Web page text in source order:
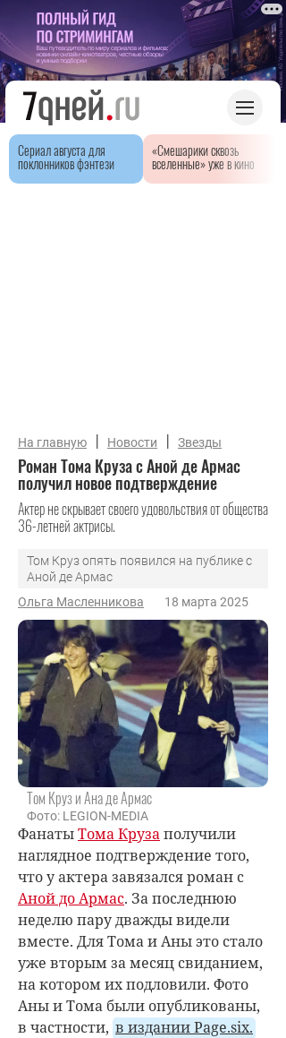
Сериал августа для
поклонников фэнтези
«Смешарики сквозь
вселенные» уже в кино
На главную | Новости | Звезды
Роман Тома Круза с Аной де Армас
получил новое подтверждение
Актер не скрывает своего удовольствия от общества
36-летней актрисы.
Том Круз опять появился на публике с
Аной де Армас
Ольга Масленникова
18 марта 2025
Том Круз и Ана де Армас
Фото: LEGION-MEDIA
ФанатыТома Крузаполучили
наглядное подтверждение того,
что у актера завязался роман с
Аной до Армас. За последнюю
неделю пару дважды видели
вместе. Для Тома и Аны это стало
уже вторым за месяц свиданием,
на котором их подловили. Фото
Аны и Тома были опубликованы,
в частности, в издании Page.six.